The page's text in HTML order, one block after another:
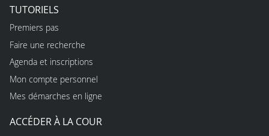
TUTORIELS
Premiers pas
Faire une recherche
Agenda et inscriptions
Mon compte personnel
Mes démarches en ligne
ACCÉDER À LA COUR